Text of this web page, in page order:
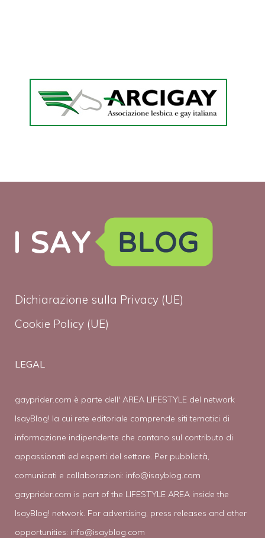
Dichiarazione sulla Privacy (UE)
Cookie Policy (UE)
LEGAL
gayprider.com è parte dell' AREA LIFESTYLE del network
IsayBlog! la cui rete editoriale comprende siti tematici di
informazione indipendente che contano sul contributo di
appassionati ed esperti del settore. Per pubblicità,
comunicati e collaborazioni: info@isayblog.com
gayprider.com is part of the LIFESTYLE AREA inside the
IsayBlog! network. For advertising, press releases and other
opportunities: info@isayblog.com